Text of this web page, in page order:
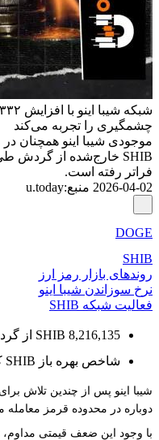
چشمگیری را تجربه می‌کند
موجودی شیبا اینو همچنان
فراتر رفته است.
2026-04-02 منبع:
u.today
DOGE
SHIB
روندهای بازار رمز ارز
نرخ سوزاندن شیبا اینو
فعالیت شبکه SHIB
8,216,135 SHIB از گردش خارج شد
شاخص بهره باز SHIB کاهش می‌یابد
شیبا اینو پس از چندین تلاش
دوباره در محدوده قرمز
با وجود این ضعف قیمتی مداوم،